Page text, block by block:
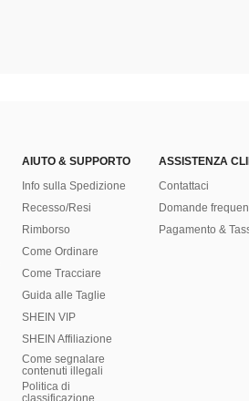
AIUTO & SUPPORTO
Info sulla Spedizione
Recesso/Resi
Rimborso
Come Ordinare
Come Tracciare
Guida alle Taglie
SHEIN VIP
SHEIN Affiliazione
Come segnalare
contenuti illegali
Politica di
classificazione
ASSISTENZA
Contattaci
Domande
Pagamento &